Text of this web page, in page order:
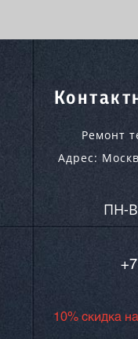
Ремонт
Адрес:
ПН-
10% скидка